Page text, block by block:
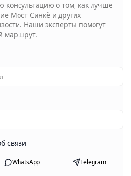
консультацию о том, как лучше
Мост Синкё и других
Наши эксперты помогут
маршрут.
связи
WhatsApp Telegram